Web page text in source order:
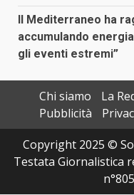
Il Mediterraneo ha
accumulando
gli eventi estremi”
Chi siamo
La
Pubblicità
Copyright 2025 ©
Testata Giornalistica